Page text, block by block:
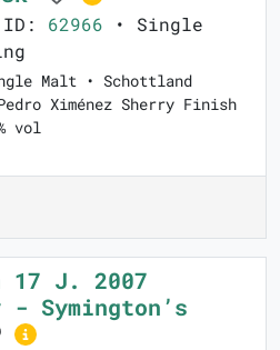
ID: 62966 • Single
Malt • Schottland
Ximénez Sherry Finish
vol
17 J. 2007
- Symington’s